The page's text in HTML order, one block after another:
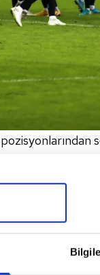
top ve de
olan takım
geldiği
oldular.